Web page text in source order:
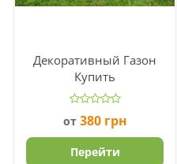
Декоративный Газон
Купить
от 380 грн
Перейти